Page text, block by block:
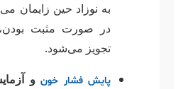
به نوزاد حین زایمان
در صورت مثبت بودن،
تجویز می‌شود.
پایش فشار خونو